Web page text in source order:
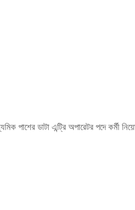
পাশের ডাটা এন্ট্রি অপারেটর পদে কর্মী